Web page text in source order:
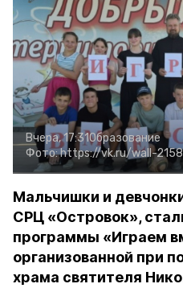
Вчера, 17:31Образование
Фото:https://vk.ru/wall-
Мальчишки и
СРЦ «Островок»,
программы «Играем
организованной при
храма святителя